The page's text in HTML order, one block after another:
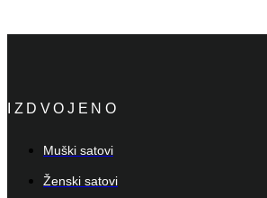
IZDVOJENO
Muški satovi
Ženski satovi